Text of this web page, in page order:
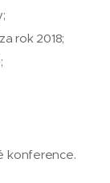
rok 2018;
konference.